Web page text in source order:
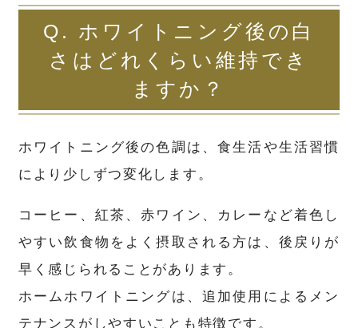
Q. ホワイトニング後の白
さはどれくらい維持でき
ますか？
ホワイトニング後の色調は、食生活や生活習慣
により少しずつ変化します。
コーヒー、紅茶、赤ワイン、カレーなど着色し
やすい飲食物をよく摂取される方は、後戻りが
早く感じられることがあります。
ホームホワイトニングは、追加使用によるメン
テナンスがしやすいことも特徴です。